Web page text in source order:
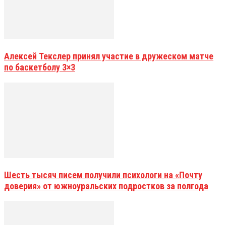
Алексей Текслер принял участие в дружеском матче
по баскетболу 3×3
Шесть тысяч писем получили психологи на «Почту
доверия» от южноуральских подростков за полгода